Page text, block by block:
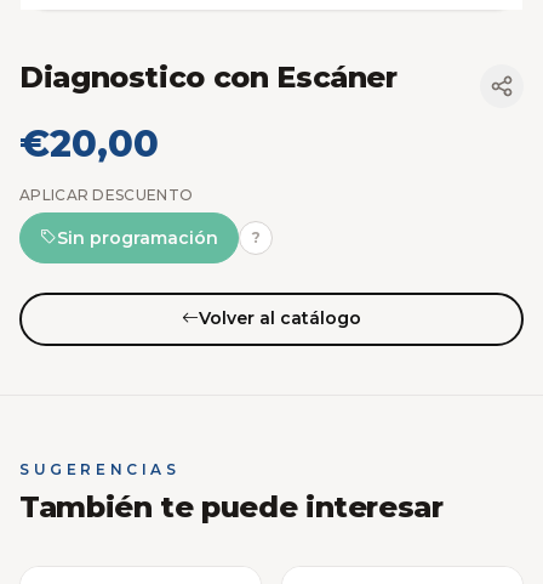
Diagnostico con Escáner
€20,00
APLICAR DESCUENTO
Sin programación ?
Volver al catálogo
SUGERENCIAS
También te puede interesar